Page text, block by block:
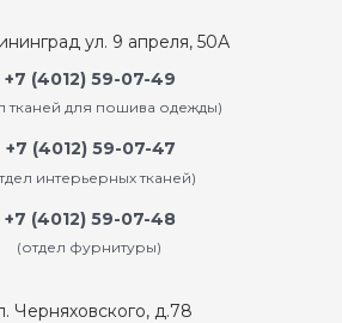
ул. 9 апреля, 50А
+7 (4012) 59-07-49
тканей для пошива одежды)
+7 (4012) 59-07-47
интерьерных тканей)
+7 (4012) 59-07-48
(отдел фурнитуры)
Черняховского, д.78